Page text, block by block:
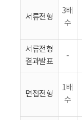
서류전형
3배
수
서류전형
결과발표
-
면접전형
1배
수